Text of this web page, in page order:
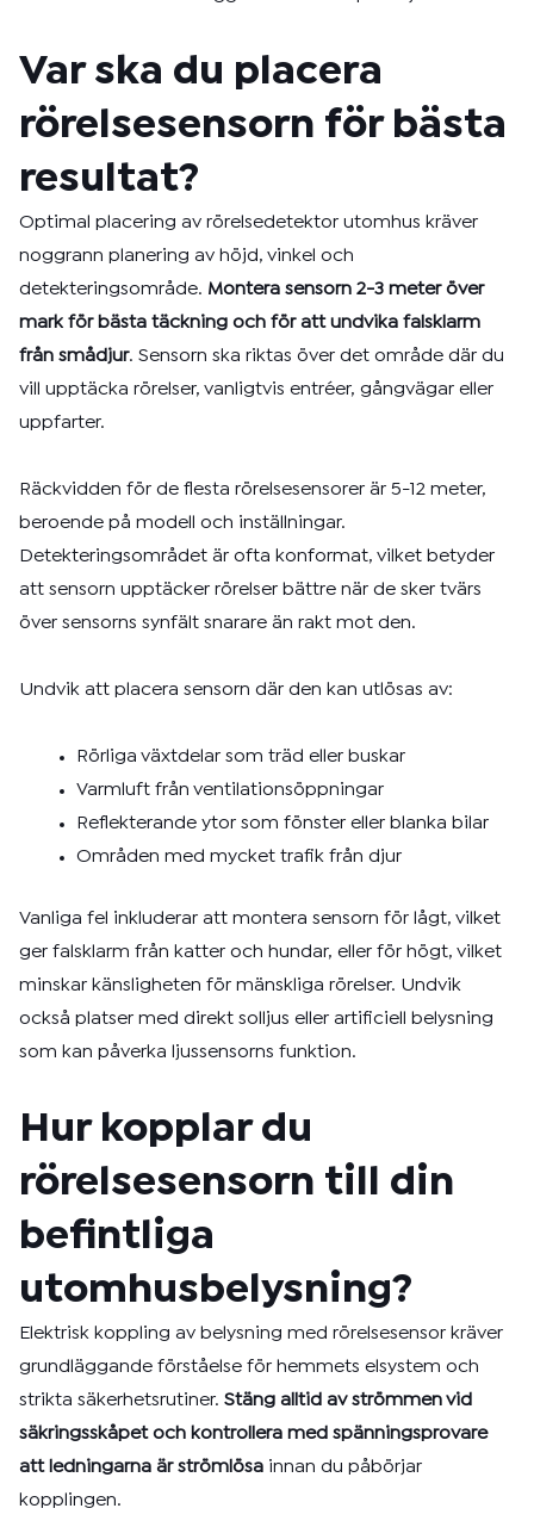
Var ska du placera
rörelsesensorn för bästa
resultat?
Optimal placering av rörelsedetektor utomhus kräver
noggrann planering av höjd, vinkel och
detekteringsområde. Montera sensorn 2-3 meter över
mark för bästa täckning och för att undvika falsklarm
från smådjur. Sensorn ska riktas över det område där du
vill upptäcka rörelser, vanligtvis entréer, gångvägar eller
uppfarter.
Räckvidden för de flesta rörelsesensorer är 5-12 meter,
beroende på modell och inställningar.
Detekteringsområdet är ofta konformat, vilket betyder
att sensorn upptäcker rörelser bättre när de sker tvärs
över sensorns synfält snarare än rakt mot den.
Undvik att placera sensorn där den kan utlösas av:
Rörliga växtdelar som träd eller buskar
Varmluft från ventilationsöppningar
Reflekterande ytor som fönster eller blanka bilar
Områden med mycket trafik från djur
Vanliga fel inkluderar att montera sensorn för lågt, vilket
ger falsklarm från katter och hundar, eller för högt, vilket
minskar känsligheten för mänskliga rörelser. Undvik
också platser med direkt solljus eller artificiell belysning
som kan påverka ljussensorns funktion.
Hur kopplar du
rörelsesensorn till din
befintliga
utomhusbelysning?
Elektrisk koppling av belysning med rörelsesensor kräver
grundläggande förståelse för hemmets elsystem och
strikta säkerhetsrutiner. Stäng alltid av strömmen vid
säkringsskåpet och kontrollera med spänningsprovare
att ledningarna är strömlösa innan du påbörjar
kopplingen.